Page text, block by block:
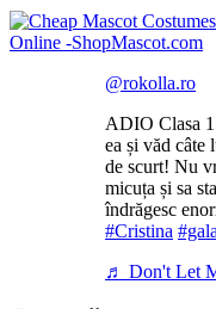
@rokolla.ro
ADIO Clasa
ea și văd câte
de scurt! Nu
micuța și sa
îndrăgesc
#Cristina
♬ Don't Let